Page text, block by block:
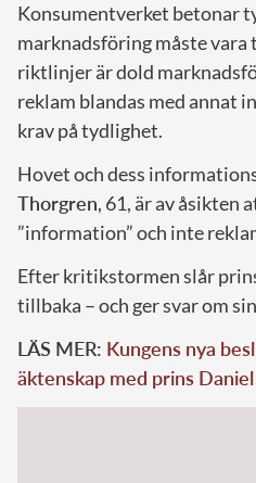
Konsumentverket betonar
marknadsföring måste vara
riktlinjer är dold
reklam blandas med annat
krav på tydlighet.
Hovet och dess
Thorgren, 61, är av åsikten
”information” och inte
Efter kritikstormen slår
tillbaka – och ger svar om
LÄS MER: Kungens nya
äktenskap med prins Daniel